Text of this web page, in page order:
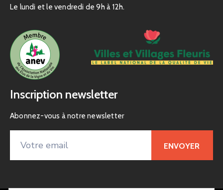
Le lundi et le vendredi de 9h à 12h.
Inscription newsletter
Abonnez-vous à notre newsletter